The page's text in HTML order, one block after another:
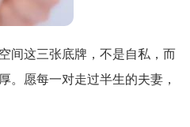
间这三张底牌，不是自私，而
。愿每一对走过半生的夫妻，